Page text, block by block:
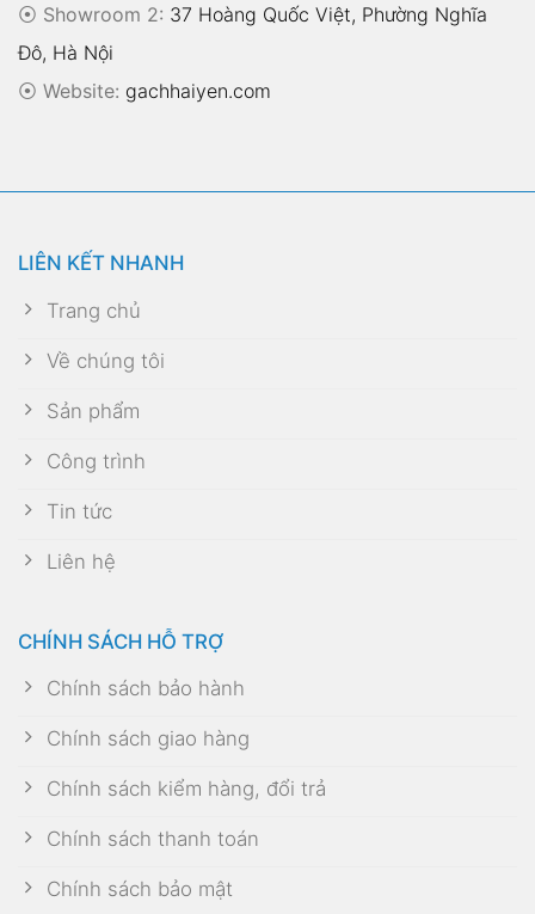
⦿ Showroom 2: 37 Hoàng Quốc Việt, Phường Nghĩa
Đô, Hà Nội
⦿ Website: gachhaiyen.com
LIÊN KẾT NHANH
Trang chủ
Về chúng tôi
Sản phẩm
Công trình
Tin tức
Liên hệ
CHÍNH SÁCH HỖ TRỢ
Chính sách bảo hành
Chính sách giao hàng
Chính sách kiểm hàng, đổi trả
Chính sách thanh toán
Chính sách bảo mật